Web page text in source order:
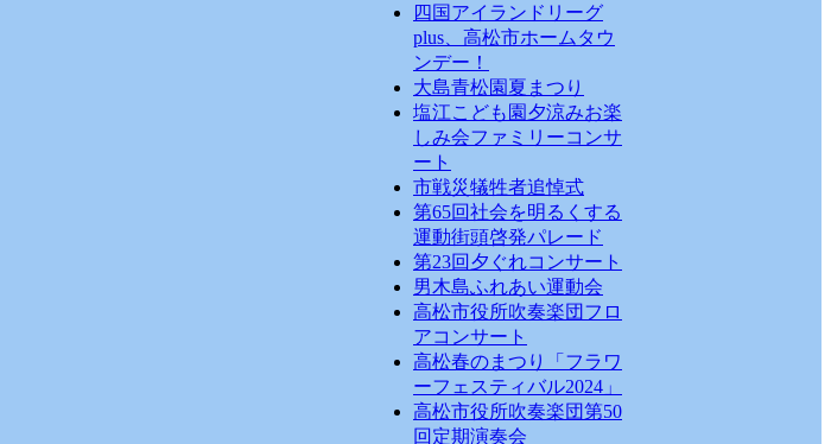
四国アイランドリーグ
plus、高松市ホームタウ
ンデー！
大島青松園夏まつり
塩江こども園夕涼みお楽
しみ会ファミリーコンサ
ート
市戦災犠牲者追悼式
第65回社会を明るくする
運動街頭啓発パレード
第23回夕ぐれコンサート
男木島ふれあい運動会
高松市役所吹奏楽団フロ
アコンサート
高松春のまつり「フラワ
ーフェスティバル2024」
高松市役所吹奏楽団第50
回定期演奏会